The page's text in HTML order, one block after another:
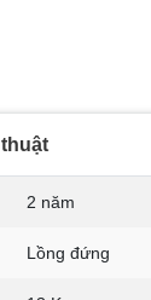
2 năm
Lồng đứng